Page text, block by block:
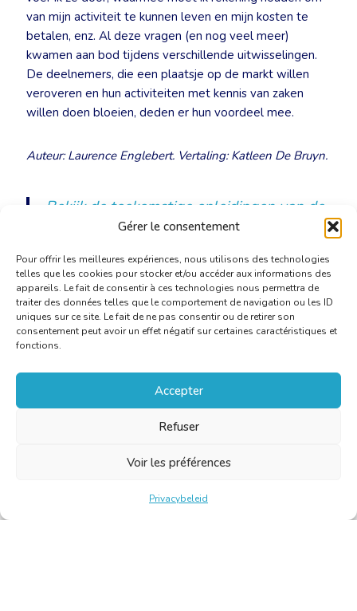
Gérer le consentement
Pour offrir les meilleures expériences, nous utilisons des technologies
telles que les cookies pour stocker et/ou accéder aux informations des
appareils. Le fait de consentir à ces technologies nous permettra de
traiter des données telles que le comportement de navigation ou les ID
uniques sur ce site. Le fait de ne pas consentir ou de retirer son
consentement peut avoir un effet négatif sur certaines caractéristiques et
fonctions.
Accepter
Refuser
Voir les préférences
Privacybeleid
van mijn activiteit te kunnen leven en mijn kosten te
betalen, enz. Al deze vragen (en nog veel meer)
kwamen aan bod tijdens verschillende uitwisselingen.
De deelnemers, die een plaatsje op de markt willen
veroveren en hun activiteiten met kennis van zaken
willen doen bloeien, deden er hun voordeel mee.
Auteur: Laurence Englebert. Vertaling: Katleen De Bruyn.
Bekijk de toekomstige opleidingen van de